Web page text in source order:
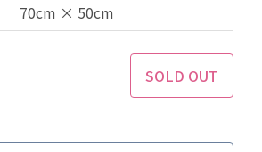
70cm × 50cm
SOLD OUT